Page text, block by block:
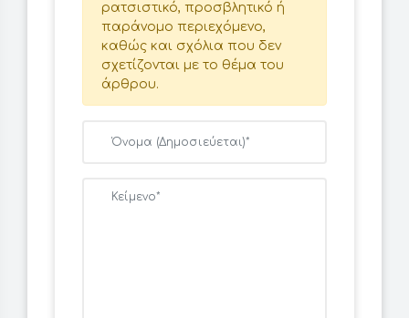
ρατσιστικό, προσβλητικό ή
παράνομο περιεχόμενο,
καθώς και σχόλια που δεν
σχετίζονται με το θέμα του
άρθρου.